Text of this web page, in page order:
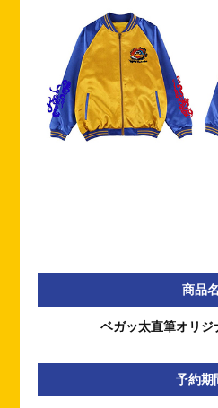
商品名
ベガッ太直筆オリジ
予約期